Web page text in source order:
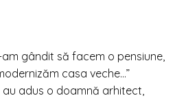
gândit să facem o pensiune,
casa veche…”
au adus o doamnă arhitect,